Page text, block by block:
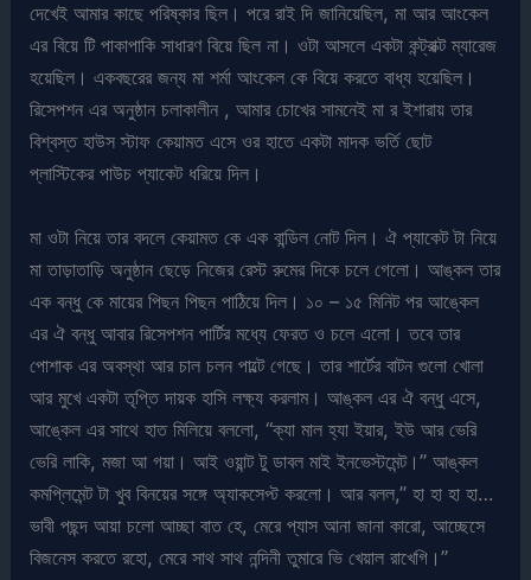
দেখেই আমার কাছে পরিষ্কার ছিল। পরে রাই দি জানিয়েছিল, মা আর আংকেল
এর বিয়ে টি পাকাপাকি সাধারণ বিয়ে ছিল না। ওটা আসলে একটা কন্ট্রাক্ট ম্যারেজ
হয়েছিল। একবছরের জন্য মা শর্মা আংকেল কে বিয়ে করতে বাধ্য হয়েছিল।
রিসেপশন এর অনুষ্ঠান চলাকালীন , আমার চোখের সামনেই মা র ইশারায় তার
বিশ্বস্ত হাউস স্টাফ কেয়ামত এসে ওর হাতে একটা মাদক ভর্তি ছোট
প্লাস্টিকের পাউচ প্যাকেট ধরিয়ে দিল।
মা ওটা নিয়ে তার বদলে কেয়ামত কে এক বান্ডিল নোট দিল। ঐ প্যাকেট টা নিয়ে
মা তাড়াতাড়ি অনুষ্ঠান ছেড়ে নিজের রেস্ট রুমের দিকে চলে গেলো। আঙ্কল তার
এক বন্ধু কে মায়ের পিছন পিছন পাঠিয়ে দিল। ১০ – ১৫ মিনিট পর আঙ্কেল
এর ঐ বন্ধু আবার রিসেপশন পার্টির মধ্যে ফেরত ও চলে এলো। তবে তার
পোশাক এর অবস্থা আর চাল চলন পাল্টে গেছে। তার শার্টের বাটন গুলো খোলা
আর মুখে একটা তৃপ্তি দায়ক হাসি লক্ষ্য করলাম। আঙ্কল এর ঐ বন্ধু এসে,
আঙ্কেল এর সাথে হাত মিলিয়ে বললো, “ক্যা মাল হ্যা ইয়ার, ইউ আর ভেরি
ভেরি লাকি, মজা আ গয়া। আই ওয়ান্ট টু ডাবল মাই ইনভেস্টমেন্ট।” আঙ্কল
কমপ্লিমেন্ট টা খুব বিনয়ের সঙ্গে অ্যাকসেপ্ট করলো। আর বলল,” হা হা হা হা…
ভাবী পছন্দ আয়া চলো আচ্ছা বাত হে, মেরে প্যাস আনা জানা কারো, আচ্ছেসে
বিজনেস করতে রহো, মেরে সাথ সাথ নন্দিনী তুমারে ভি খেয়াল রাখেগি।”